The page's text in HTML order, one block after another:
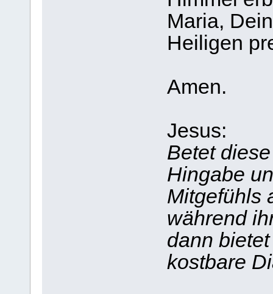
Maria,
Heiligen
Amen.
Jesus:
Betet
Hingabe
Mitgefühls
während
dann
kostbare